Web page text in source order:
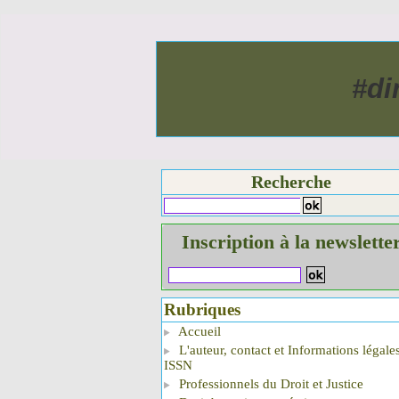
Recherche
Inscription à la
Rubriques
Accueil
L'auteur, contact et Informations
ISSN
Professionnels du Droit et Justice